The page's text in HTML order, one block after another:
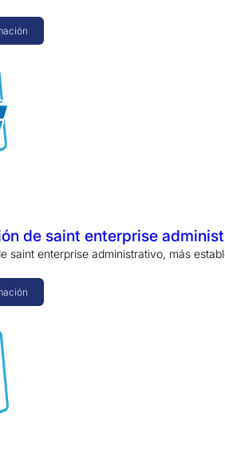
de saint enterprise
saint enterprise administrativo, más